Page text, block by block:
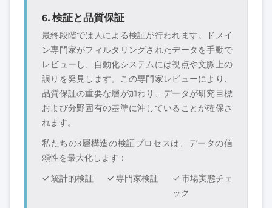
6. 検証と品質保証
最終段階では人による検証が行われます。ドメイ
ン専門家がフィルタリングされたデータを手動で
レビューし、自動化システムには視点や文脈上の
誤りを発見します。この専門家レビューにより、
品質保証の重要な層が加わり、データが研究目標
および分野固有の基準に沖していることが確保さ
れます。
私たちの3層構造の検証プロセスは、データの信
頼性を最大化します：
✓ 統計的検証
✓ 専門家検証
✓ 市場実態チェ
ック